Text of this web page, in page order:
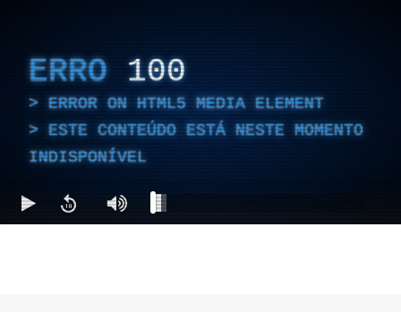
ERRO 100
ERROR ON HTML5 MEDIA ELEMENT
ESTE CONTEÚDO ESTÁ NESTE MOMENTO
INDISPONÍVEL